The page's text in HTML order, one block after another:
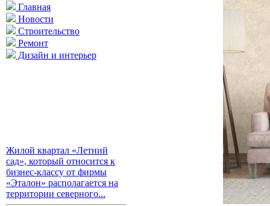
Главная
Новости
Строительство
Ремонт
Дизайн и интерьер
Жилой квартал «Летний
сад», который относится к
бизнес-классу от фирмы
«Эталон» располагается на
территории северного...